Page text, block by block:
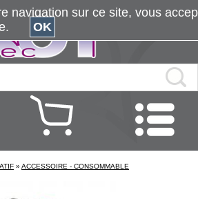
» ACCESSOIRE - CONSOMMABLE
navigation sur ce site, vous
OK